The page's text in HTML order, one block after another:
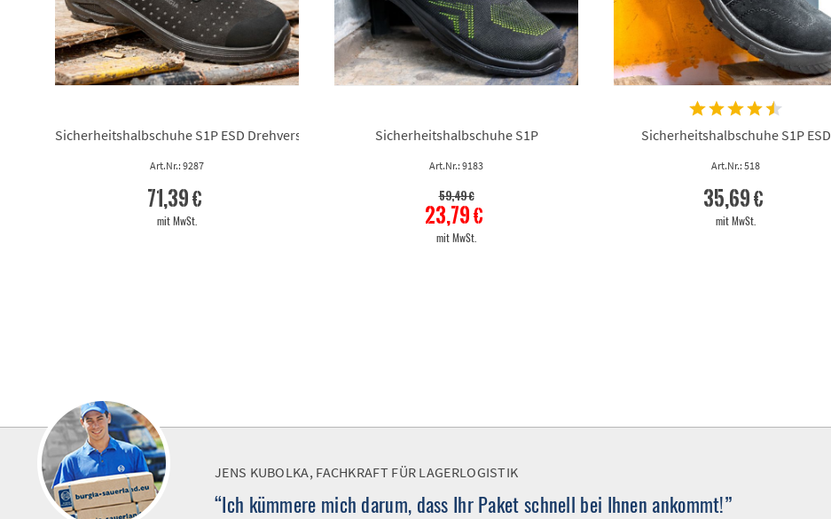
Sicherheitshalbschuhe S1P ESD Drehverschluss
Art.Nr.: 9287
71,39 €
mit MwSt.
Sicherheitshalbschuhe S1P
Art.Nr.: 9183
59,49 €
23,79 €
mit MwSt.
Sicherheitshalbschuhe S1P ESD
Art.Nr.: 518
35,69 €
mit MwSt.
JENS KUBOLKA, FACHKRAFT FÜR LAGERLOGISTIK
“Ich kümmere mich darum, dass Ihr Paket schnell bei Ihnen ankommt!”